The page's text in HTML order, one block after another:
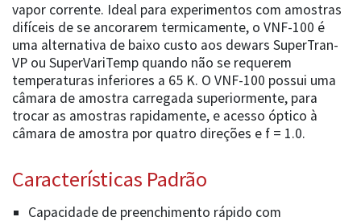
vapor corrente. Ideal para experimentos com amostras
difíceis de se ancorarem termicamente, o VNF-100 é
uma alternativa de baixo custo aos dewars SuperTran-
VP ou SuperVariTemp quando não se requerem
temperaturas inferiores a 65 K. O VNF-100 possui uma
câmara de amostra carregada superiormente, para
trocar as amostras rapidamente, e acesso óptico à
câmara de amostra por quatro direções e f = 1.0.
Características Padrão
Capacidade de preenchimento rápido com